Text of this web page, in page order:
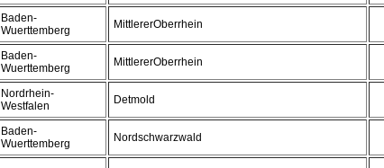
Baden-
Wuerttemberg
MittlererOberrhein
Baden-
Wuerttemberg
MittlererOberrhein
Nordrhein-
Westfalen
Detmold
Baden-
Wuerttemberg
Nordschwarzwald